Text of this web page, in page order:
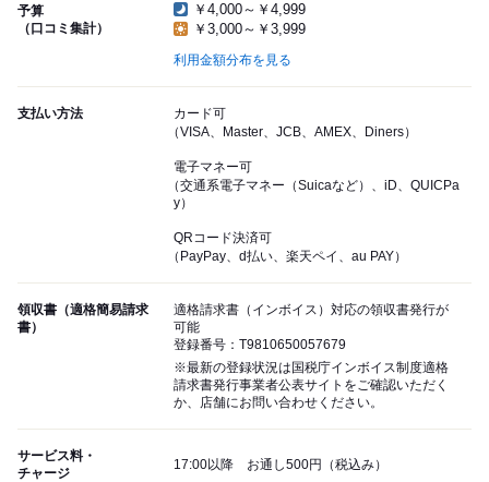
予算
（口コミ集計）
￥4,000～￥4,999
￥3,000～￥3,999
利用金額分布を見る
支払い方法
カード可
（VISA、Master、JCB、AMEX、Diners）
電子マネー可
（交通系電子マネー（Suicaなど）、iD、QUICPa
y）
QRコード決済可
（PayPay、d払い、楽天ペイ、au PAY）
領収書（適格簡易請求
書）
適格請求書（インボイス）対応の領収書発行が
可能
登録番号：T9810650057679
※最新の登録状況は国税庁インボイス制度適格
請求書発行事業者公表サイトをご確認いただく
か、店舗にお問い合わせください。
サービス料・
チャージ
17:00以降 お通し500円（税込み）